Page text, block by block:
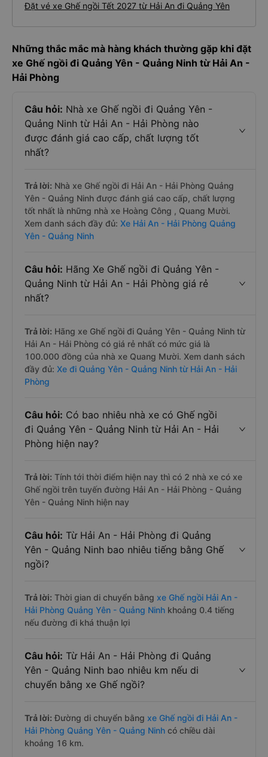
Đặt vé xe Ghế ngồi Tết 2027 từ Hải An đi Quảng Yên
Những thắc mắc mà hàng khách thường gặp khi đặt
xe Ghế ngồi đi Quảng Yên - Quảng Ninh từ Hải An -
Hải Phòng
Câu hỏi: Nhà xe Ghế ngồi đi Quảng Yên -
Quảng Ninh từ Hải An - Hải Phòng nào
được đánh giá cao cấp, chất lượng tốt
nhất?
Trả lời: Nhà xe Ghế ngồi đi Hải An - Hải Phòng Quảng
Yên - Quảng Ninh được đánh giá cao cấp, chất lượng
tốt nhất là những nhà xe Hoàng Công , Quang Mười.
Xem danh sách đầy đủ: Xe Hải An - Hải Phòng Quảng
Yên - Quảng Ninh
Câu hỏi: Hãng Xe Ghế ngồi đi Quảng Yên -
Quảng Ninh từ Hải An - Hải Phòng giá rẻ
nhất?
Trả lời: Hãng xe Ghế ngồi đi Quảng Yên - Quảng Ninh từ
Hải An - Hải Phòng có giá rẻ nhất có mức giá là
100.000 đồng của nhà xe Quang Mười. Xem danh sách
đầy đủ: Xe đi Quảng Yên - Quảng Ninh từ Hải An - Hải
Phòng
Câu hỏi: Có bao nhiêu nhà xe có Ghế ngồi
đi Quảng Yên - Quảng Ninh từ Hải An - Hải
Phòng hiện nay?
Trả lời: Tính tới thời điểm hiện nay thì có 2 nhà xe có xe
Ghế ngồi trên tuyến đường Hải An - Hải Phòng - Quảng
Yên - Quảng Ninh hiện nay
Câu hỏi: Từ Hải An - Hải Phòng đi Quảng
Yên - Quảng Ninh bao nhiêu tiếng bằng Ghế
ngồi?
Trả lời: Thời gian di chuyển bằng xe Ghế ngồi Hải An -
Hải Phòng Quảng Yên - Quảng Ninh khoảng 0.4 tiếng
nếu đường đi khá thuận lợi
Câu hỏi: Từ Hải An - Hải Phòng đi Quảng
Yên - Quảng Ninh bao nhiêu km nếu di
chuyển bằng xe Ghế ngồi?
Trả lời: Đường di chuyển bằng xe Ghế ngồi đi Hải An -
Hải Phòng Quảng Yên - Quảng Ninh có chiều dài
khoảng 16 km.